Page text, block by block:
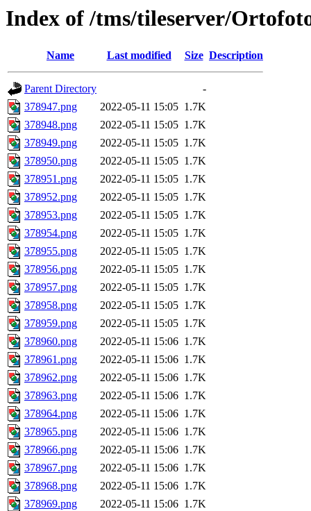
Index of /tms/tileserver/
Name Last modified Size Description
Parent Directory
-
378947.png
2022-05-11 15:05 1.7K
378948.png
2022-05-11 15:05 1.7K
378949.png
2022-05-11 15:05 1.7K
378950.png
2022-05-11 15:05 1.7K
378951.png
2022-05-11 15:05 1.7K
378952.png
2022-05-11 15:05 1.7K
378953.png
2022-05-11 15:05 1.7K
378954.png
2022-05-11 15:05 1.7K
378955.png
2022-05-11 15:05 1.7K
378956.png
2022-05-11 15:05 1.7K
378957.png
2022-05-11 15:05 1.7K
378958.png
2022-05-11 15:05 1.7K
378959.png
2022-05-11 15:05 1.7K
378960.png
2022-05-11 15:06 1.7K
378961.png
2022-05-11 15:06 1.7K
378962.png
2022-05-11 15:06 1.7K
378963.png
2022-05-11 15:06 1.7K
378964.png
2022-05-11 15:06 1.7K
378965.png
2022-05-11 15:06 1.7K
378966.png
2022-05-11 15:06 1.7K
378967.png
2022-05-11 15:06 1.7K
378968.png
2022-05-11 15:06 1.7K
378969.png
2022-05-11 15:06 1.7K